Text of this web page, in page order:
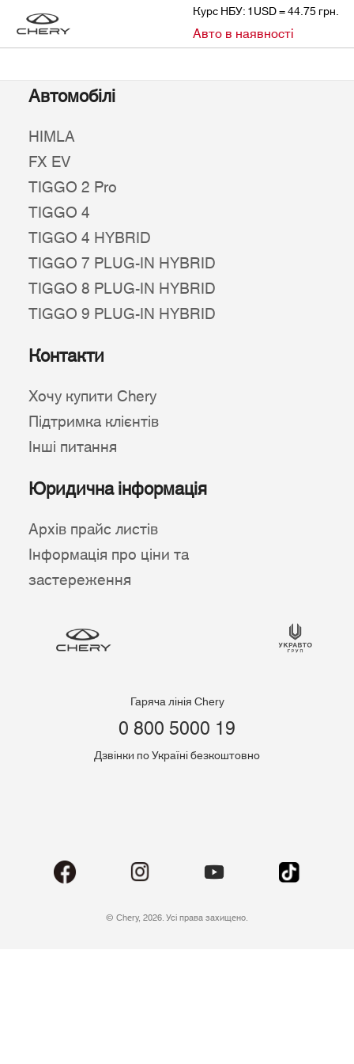
Курс НБУ: 1USD = 44.75 грн.
Авто в наявності
CHERY
Автомобілі
HIMLA
FX EV
TIGGO 2 Pro
TIGGO 4
TIGGO 4 HYBRID
TIGGO 7 PLUG-IN HYBRID
TIGGO 8 PLUG-IN HYBRID
TIGGO 9 PLUG-IN HYBRID
Контакти
Хочу купити Chery
Підтримка клієнтів
Інші питання
Юридична інформація
Архів прайс листів
Інформація про ціни та
застереження
Гаряча лінія Chery
0 800 5000 19
Дзвінки по Україні безкоштовно
© Chery, 2026. Усі права захищено.